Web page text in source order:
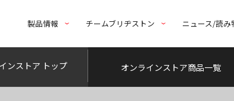
製品情報 チームブリヂストン ニュース/読み
ンストア トップ オンラインストア商品一覧
今なら新規会